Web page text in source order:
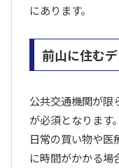
にあります。
前山に住む
公共交通機関が限
が必須となります。
日常の買い物や医
に時間がかかる場